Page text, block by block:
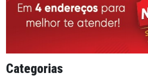
Categorias